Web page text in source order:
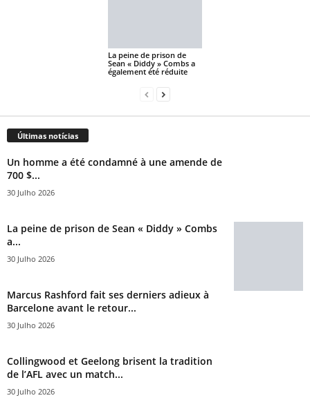
La peine de prison de
Sean « Diddy » Combs a
également été réduite
Últimas notícias
Un homme a été condamné à une amende de
700 $...
30 Julho 2026
La peine de prison de Sean « Diddy » Combs
a...
30 Julho 2026
Marcus Rashford fait ses derniers adieux à
Barcelone avant le retour...
30 Julho 2026
Collingwood et Geelong brisent la tradition
de l’AFL avec un match...
30 Julho 2026